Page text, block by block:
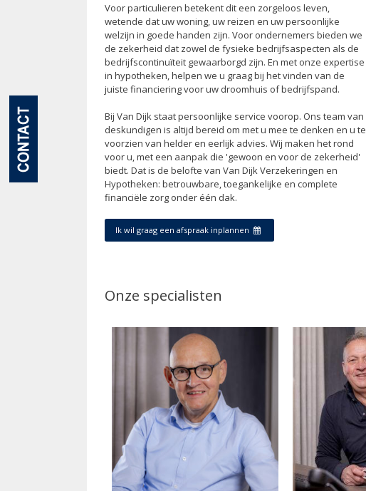
Voor particulieren betekent dit een zorgeloos leven,
wetende dat uw woning, uw reizen en uw persoonlijke
welzijn in goede handen zijn. Voor ondernemers bieden we
de zekerheid dat zowel de fysieke bedrijfsaspecten als de
bedrijfscontinuïteit gewaarborgd zijn. En met onze expertise
in hypotheken, helpen we u graag bij het vinden van de
juiste financiering voor uw droomhuis of bedrijfspand.
Bij Van Dijk staat persoonlijke service voorop. Ons team van
deskundigen is altijd bereid om met u mee te denken en u te
voorzien van helder en eerlijk advies. Wij maken het rond
voor u, met een aanpak die 'gewoon en voor de zekerheid'
biedt. Dat is de belofte van Van Dijk Verzekeringen en
Hypotheken: betrouwbare, toegankelijke en complete
financiële zorg onder één dak.
Ik wil graag een afspraak inplannen
Onze specialisten